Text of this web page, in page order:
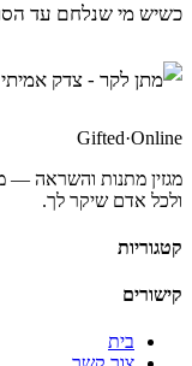
כשיש מי שנלחם עד
Gifted·Online
מגזין מתנות והשראה —
ולכל אדם שיקר לך.
קטגוריות
קישורים
בית